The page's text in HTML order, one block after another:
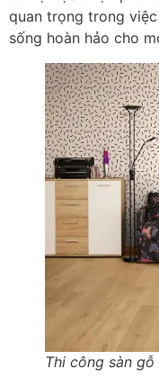
quan trọng trong
sống hoàn hảo cho
Thi công sàn gỗ